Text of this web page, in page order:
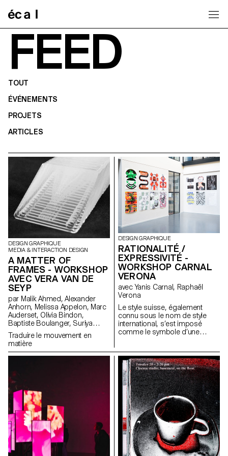
FEED
TOUT
ÉVÉNEMENTS
PROJETS
ARTICLES
DESIGN GRAPHIQUE
MEDIA & INTERACTION DESIGN
A MATTER OF
FRAMES - WORKSHOP
AVEC VERA VAN DE
SEYP
par Malik Ahmed, Alexander
Anhorn, Melissa Appelon, Marc
Auderset, Olivia Bindon,
Baptiste Boulanger, Suriya
Brambilla, Diego Buccelloni,
Marta Casemi, Davia Ciccoli
Trannoy, Alizée Clavien, Timoféi
Cruz, Ethan Degano, Nora
Formet, Mathias Dugenne,
Mathias Gelin, Tanguy Genier,
Lila Gomez Gaillet, Juliana
Granato, Xenia Grange,
Bérangère Gremion, Helena
Hell, Rocio Hernandez, Salomé
Huwiler, Rebecca Indermühle,
Kevin Jeangros, Nolan Latorre,
Jose Pardo Pariente, Zachary
Ramelet, Gabrielle Richard,
Théo Rizzo, Alessia Rollini,
Traduire le mouvement en
matière
DESIGN GRAPHIQUE
RATIONALITÉ /
EXPRESSIVITÉ -
WORKSHOP CARNAL
VERONA
avec Yanis Carnal, Raphaël
Verona
Le style suisse, également
connu sous le nom de style
international, s’est imposé
comme le symbole d’une
Il est l’expression d’un idéal
d’efficacité et de rationalité.
Omniprésent, plus d’un demi-
siècle après son apparition, a-
t-il toujours la même
pertinence aujourd’hui ? Quelle
est son influence sur nos
imaginaires et sur notre
pratique ? La Suisse n’a-t-elle
pas d’autres facettes à travers
lesquelles communiquer et
quels pourraient être les
nouveaux langages graphiques